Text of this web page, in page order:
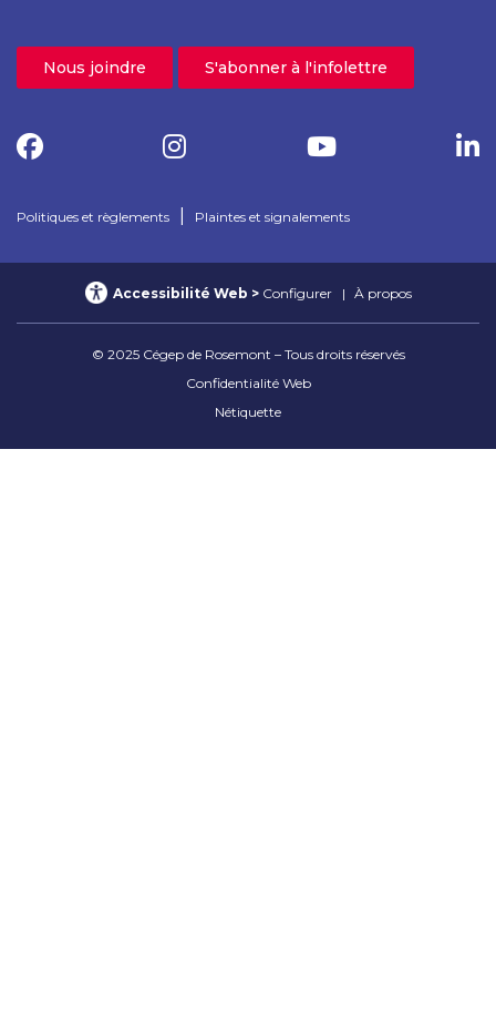
Nous joindre S'abonner à l'infolettre
Politiques et règlements Plaintes et signalements
© 2025 Cégep de Rosemont – Tous droits réservés
Confidentialité Web
Nétiquette
Accessibilité Web Configurer À propos